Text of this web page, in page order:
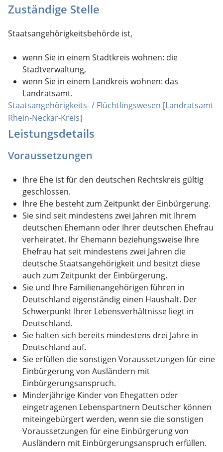
Zuständige Stelle
Staatsangehörigkeitsbehörde ist,
wenn Sie in einem Stadtkreis wohnen: die
Stadtverwaltung,
wenn Sie in einem Landkreis wohnen: das
Landratsamt.
Staatsangehörigkeits- / Flüchtlingswesen [Landratsamt
Rhein-Neckar-Kreis]
Leistungsdetails
Voraussetzungen
Ihre Ehe ist für den deutschen Rechtskreis gültig
geschlossen.
Ihre Ehe besteht zum Zeitpunkt der Einbürgerung.
Sie sind seit mindestens zwei Jahren mit Ihrem
deutschen Ehemann oder Ihrer deutschen Ehefrau
verheiratet. Ihr Ehemann beziehungsweise Ihre
Ehefrau hat seit mindestens zwei Jahren die
deutsche Staatsangehörigkeit und besitzt diese
auch zum Zeitpunkt der Einbürgerung.
Sie und Ihre Familienangehörigen führen in
Deutschland eigenständig einen Haushalt. Der
Schwerpunkt Ihrer Lebensverhältnisse liegt in
Deutschland.
Sie halten sich bereits mindestens drei Jahre in
Deutschland auf.
Sie erfüllen die sonstigen Voraussetzungen für eine
Einbürgerung von Ausländern mit
Einbürgerungsanspruch.
Minderjährige Kinder von Ehegatten oder
eingetragenen Lebenspartnern Deutscher können
miteingebürgert werden, wenn sie die sonstigen
Voraussetzungen für eine Einbürgerung von
Ausländern mit Einbürgerungsanspruch erfüllen.